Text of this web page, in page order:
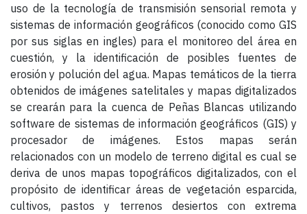
uso de la tecnología de transmisión sensorial remota y
sistemas de información geográficos (conocido como GIS
por sus siglas en ingles) para el monitoreo del área en
cuestión, y la identificación de posibles fuentes de
erosión y polución del agua. Mapas temáticos de la tierra
obtenidos de imágenes satelitales y mapas digitalizados
se crearán para la cuenca de Peñas Blancas utilizando
software de sistemas de información geográficos (GIS) y
procesador de imágenes. Estos mapas serán
relacionados con un modelo de terreno digital es cual se
deriva de unos mapas topográficos digitalizados, con el
propósito de identificar áreas de vegetación esparcida,
cultivos, pastos y terrenos desiertos con extrema